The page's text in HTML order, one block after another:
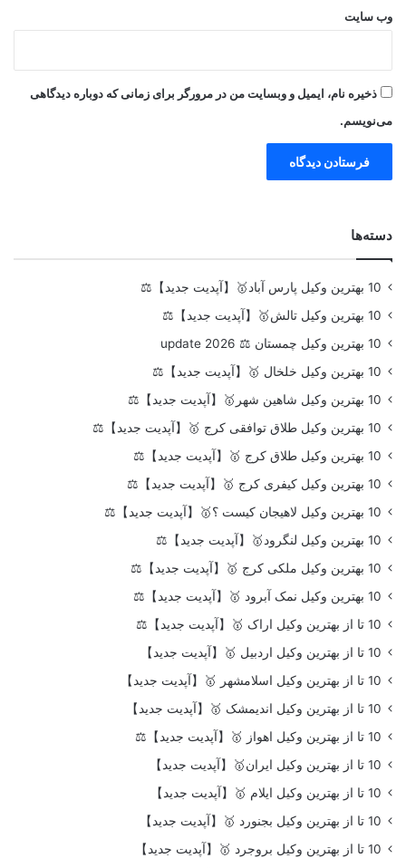
وب‌ سایت
ذخیره نام، ایمیل و وبسایت من در مرورگر برای زمانی که دوباره دیدگاهی
می‌نویسم.
دسته‌ها
10 بهترین وکیل پارس آباد🥇【آپدیت جدید】⚖️
10 بهترین وکیل تالش🥇【آپدیت جدید】⚖️
10 بهترین وکیل چمستان ⚖️ update 2026
10 بهترین وکیل خلخال 🥇【آپدیت جدید】⚖️
10 بهترین وکیل شاهین شهر🥇【آپدیت جدید】⚖️
10 بهترین وکیل طلاق توافقی کرج 🥇【آپدیت جدید】⚖️
10 بهترین وکیل طلاق کرج 🥇【آپدیت جدید】⚖️
10 بهترین وکیل کیفری کرج 🥇【آپدیت جدید】⚖️
10 بهترین وکیل لاهیجان کیست ؟🥇【آپدیت جدید】⚖️
10 بهترین وکیل لنگرود🥇【آپدیت جدید】⚖️
10 بهترین وکیل ملکی کرج 🥇【آپدیت جدید】⚖️
10 بهترین وکیل نمک آبرود 🥇【آپدیت جدید】⚖️
10 تا از بهترین وکیل اراک 🥇【آپدیت جدید】⚖️
10 تا از بهترین وکیل اردبیل 🥇【آپدیت جدید】
10 تا از بهترین وکیل اسلامشهر 🥇【آپدیت جدید】
10 تا از بهترین وکیل اندیمشک 🥇【آپدیت جدید】
10 تا از بهترین وکیل اهواز 🥇【آپدیت جدید】⚖️
10 تا از بهترین وکیل ایران🥇【آپدیت جدید】
10 تا از بهترین وکیل ایلام 🥇【آپدیت جدید】
10 تا از بهترین وکیل بجنورد 🥇【آپدیت جدید】
10 تا از بهترین وکیل بروجرد 🥇【آپدیت جدید】